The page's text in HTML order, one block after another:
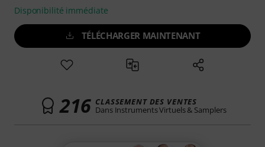
Disponibilité immédiate
TÉLÉCHARGER MAINTENANT
216 CLASSEMENT DES VENTES
Dans Instruments Virtuels & Samplers